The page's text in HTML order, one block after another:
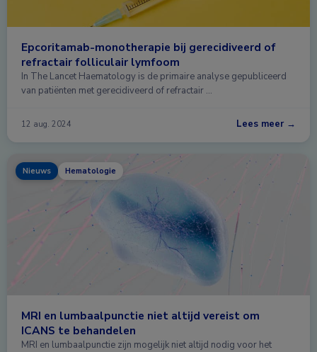
Epcoritamab-monotherapie bij gerecidiveerd of
refractair folliculair lymfoom
In The Lancet Haematology is de primaire analyse gepubliceerd
van patiënten met gerecidiveerd of refractair …
12 aug. 2024 Lees meer →
Nieuws Hematologie
MRI en lumbaalpunctie niet altijd vereist om
ICANS te behandelen
MRI en lumbaalpunctie zijn mogelijk niet altijd nodig voor het